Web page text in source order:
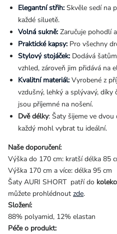
Elegantní střih: Skvěle sedí na
každé siluetě.
Volná sukně: Zaručuje pohodlí
Praktické kapsy: Pro všechny
Stylový stojáček: Dodává
vzhled, zároveň jim přidává na
Kvalitní materiál: Vyrobené z
vzdušný, lehký a splývavý, díky
jsou příjemné na nošení.
Dvě délky: Šaty šijeme ve dvou
každý mohl vybrat tu ideální.
Naše doporučení:
Výška do 170 cm: kratší délka 85
Výška 170 cm a více: délka 95 cm
Šaty AURI SHORT patří do
můžete prohlédnout zde.
Složení:
88% polyamid, 12% elastan
Péče o produkt: